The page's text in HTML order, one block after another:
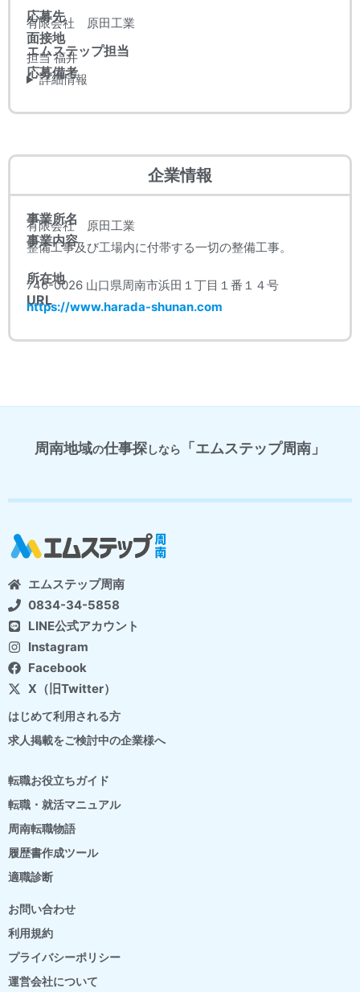
応募先
有限会社 原田工業
面接地
エムステップ担当
担当 福井
応募備考
詳細情報
企業情報
事業所名
有限会社 原田工業
事業内容
整備工事及び工場内に付帯する一切の整備工事。
所在地
746-0026 山口県周南市浜田１丁目１番１４号
URL
https://www.harada-shunan.com
周南地域の仕事探しなら 「エムステップ周南」
エムステップ周南
0834-34-5858
LINE公式アカウント
Instagram
Facebook
X（旧Twitter）
はじめて利用される方
求人掲載をご検討中の企業様へ
転職お役立ちガイド
転職・就活マニュアル
周南転職物語
履歴書作成ツール
適職診断
お問い合わせ
利用規約
プライバシーポリシー
運営会社について